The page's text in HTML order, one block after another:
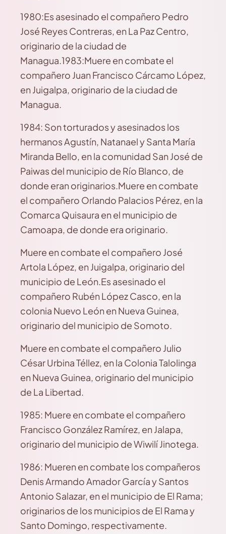
1980:Es asesinado el compañero Pedro
José Reyes Contreras, en La Paz Centro,
originario de la ciudad de
Managua.1983:Muere en combate el
compañero Juan Francisco Cárcamo López,
en Juigalpa, originario de la ciudad de
Managua.
1984: Son torturados y asesinados los
hermanos Agustín, Natanael y Santa María
Miranda Bello, en la comunidad San José de
Paiwas del municipio de Río Blanco, de
donde eran originarios.Muere en combate
el compañero Orlando Palacios Pérez, en la
Comarca Quisaura en el municipio de
Camoapa, de donde era originario.
Muere en combate el compañero José
Artola López, en Juigalpa, originario del
municipio de León.Es asesinado el
compañero Rubén López Casco, en la
colonia Nuevo León en Nueva Guinea,
originario del municipio de Somoto.
Muere en combate el compañero Julio
César Urbina Téllez, en la Colonia Talolinga
en Nueva Guinea, originario del municipio
de La Libertad.
1985: Muere en combate el compañero
Francisco González Ramírez, en Jalapa,
originario del municipio de Wiwilí Jinotega.
1986: Mueren en combate los compañeros
Denis Armando Amador García y Santos
Antonio Salazar, en el municipio de El Rama;
originarios de los municipios de El Rama y
Santo Domingo, respectivamente.